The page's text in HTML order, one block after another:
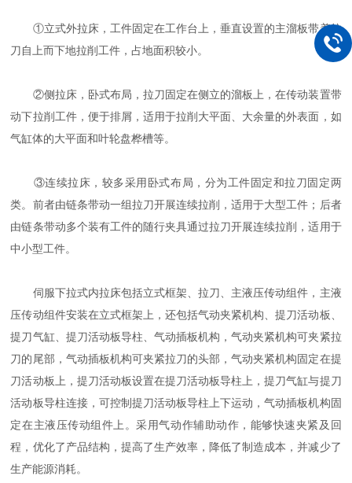
①立式外拉床，工件固定在工作台上，垂直设置的主溜板带着拉
刀自上而下地拉削工件，占地面积较小。
②侧拉床，卧式布局，拉刀固定在侧立的溜板上，在传动装置带
动下拉削工件，便于排屑，适用于拉削大平面、大余量的外表面，如
气缸体的大平面和叶轮盘桦槽等。
③连续拉床，较多采用卧式布局，分为工件固定和拉刀固定两
类。前者由链条带动一组拉刀开展连续拉削，适用于大型工件；后者
由链条带动多个装有工件的随行夹具通过拉刀开展连续拉削，适用于
中小型工件。
伺服下拉式内拉床包括立式框架、拉刀、主液压传动组件，主液
压传动组件安装在立式框架上，还包括气动夹紧机构、提刀活动板、
提刀气缸、提刀活动板导柱、气动插板机构，气动夹紧机构可夹紧拉
刀的尾部，气动插板机构可夹紧拉刀的头部，气动夹紧机构固定在提
刀活动板上，提刀活动板设置在提刀活动板导柱上，提刀气缸与提刀
活动板导柱连接，可控制提刀活动板导柱上下运动，气动插板机构固
定在主液压传动组件上。采用气动作辅助动作，能够快速夹紧及回
程，优化了产品结构，提高了生产效率，降低了制造成本，并减少了
生产能源消耗。